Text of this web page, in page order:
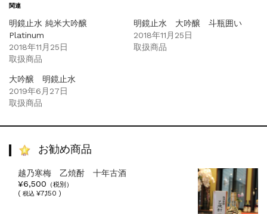
関連
明鏡止水 純米大吟醸
Platinum
2018年11月25日
取扱商品
明鏡止水 大吟醸 斗瓶囲い
2018年11月25日
取扱商品
大吟醸 明鏡止水
2019年6月27日
取扱商品
お勧め商品
越乃寒梅 乙焼酎 十年古酒
¥6,500 （税別）
( 税込 ¥7,150 )